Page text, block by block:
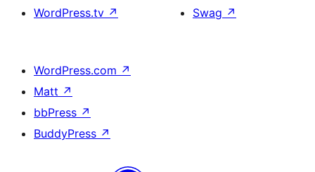
WordPress.tv ↗
Swag ↗
WordPress.com ↗
Matt ↗
bbPress ↗
BuddyPress ↗